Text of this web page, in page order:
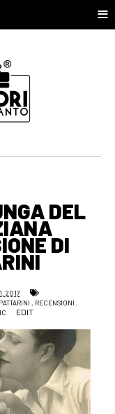
≡
DEL
DI
2017
, RECENSIONI ,
EDIT